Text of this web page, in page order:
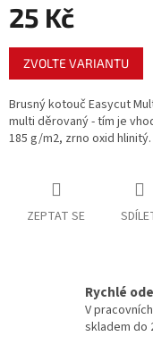
25 Kč
Měrná
cena:
ZVOLTE VARIANTU
Brusný kotouč Easycut
multi děrovaný - tím je
185 g/m2, zrno oxid hlinitý.
ZEPTAT SE
Rychlé
V
skladem do